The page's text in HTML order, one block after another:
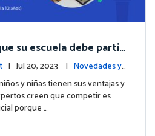
su escuela debe partici
de Matemáticas de M
| Jul 20, 2023 | Novedades y
y niñas tienen sus ventajas y
creen que competir es
porque …